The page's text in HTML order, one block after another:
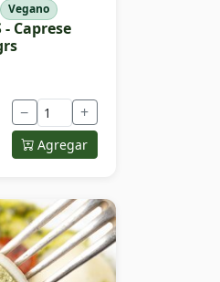
Vegano
- Caprese
− +
Agregar